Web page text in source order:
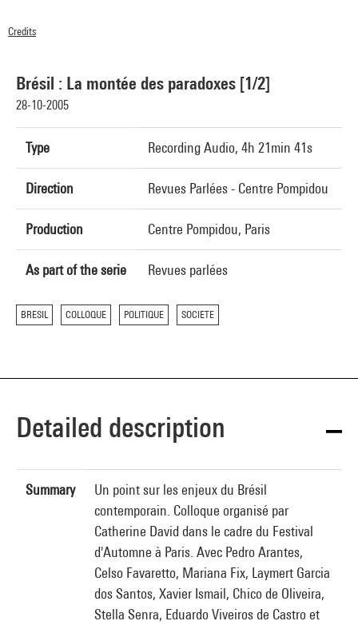
Brésil : La montée des paradoxes [1/2]
28-10-2005
Type Recording Audio, 4h 21min 41s
Direction Revues Parlées - Centre Pompidou
Production Centre Pompidou, Paris
As part of the serie Revues parlées
BRESIL COLLOQUE POLITIQUE SOCIETE
Credits
Detailed description
Summary
Un point sur les enjeux du Brésil
contemporain. Colloque organisé par
Catherine David dans le cadre du Festival
d'Automne à Paris. Avec Pedro Arantes,
Celso Favaretto, Mariana Fix, Laymert Garcia
dos Santos, Xavier Ismail, Chico de Oliveira,
Stella Senra, Eduardo Viveiros de Castro et